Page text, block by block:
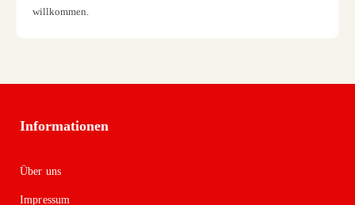
willkommen.
Informationen
Über uns
Impressum